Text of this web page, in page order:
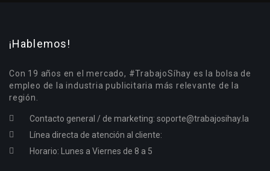
¡Hablemos!
Con 19 años en el mercado, #TrabajoSíhay es la bolsa de
empleo de la industria publicitaria más relevante de la
región.
Contacto general / de marketing: soporte@trabajosihay.la
Línea directa de atención al cliente:
Horario: Lunes a Viernes de 8 a 5